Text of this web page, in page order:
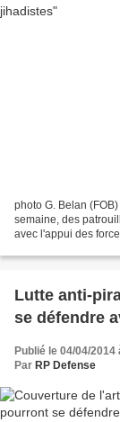
photo G. Belan
semaine, des
avec l'appui des
Lutte anti-
se défendre
Publié le 04/04/2014
Par RP Defense